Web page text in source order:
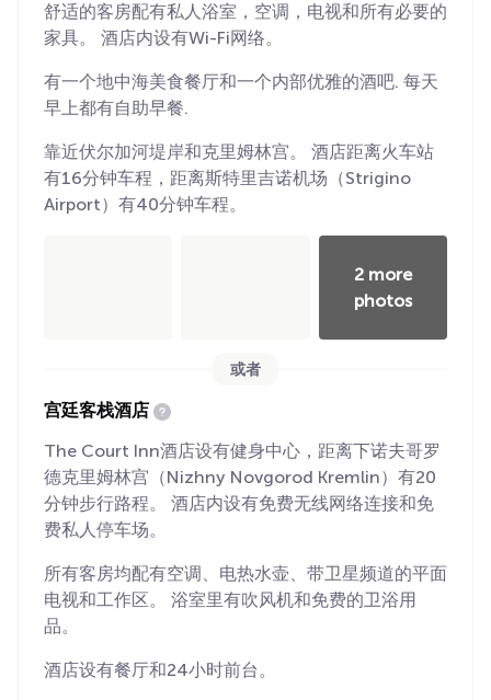
舒适的客房配有私人浴室，空调，电视和所有必要的
家具。 酒店内设有Wi-Fi网络。
有一个地中海美食餐厅和一个内部优雅的酒吧. 每天
早上都有自助早餐.
靠近伏尔加河堤岸和克里姆林宫。 酒店距离火车站
有16分钟车程，距离斯特里吉诺机场（Strigino
Airport）有40分钟车程。
2 more
photos
或者
宫廷客栈酒店
The Court Inn酒店设有健身中心，距离下诺夫哥罗
德克里姆林宫（Nizhny Novgorod Kremlin）有20
分钟步行路程。 酒店内设有免费无线网络连接和免
费私人停车场。
所有客房均配有空调、电热水壶、带卫星频道的平面
电视和工作区。 浴室里有吹风机和免费的卫浴用
品。
酒店设有餐厅和24小时前台。